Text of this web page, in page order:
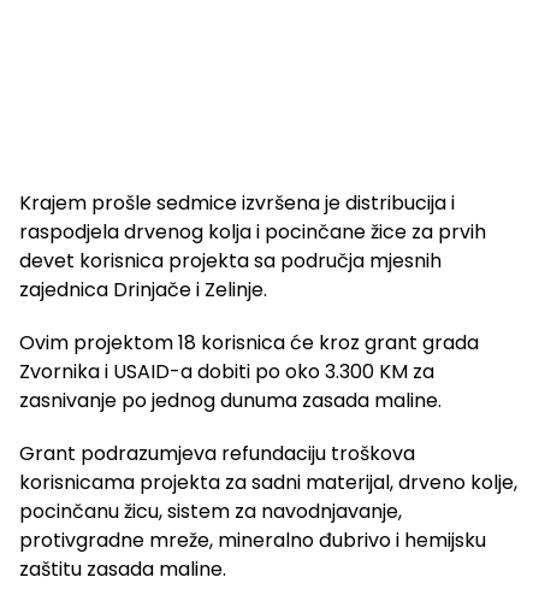
Krajem prošle sedmice izvršena je distribucija i
raspodjela drvenog kolja i pocinčane žice za prvih
devet korisnica projekta sa područja mjesnih
zajednica Drinjače i Zelinje.
Ovim projektom 18 korisnica će kroz grant grada
Zvornika i USAID-a dobiti po oko 3.300 KM za
zasnivanje po jednog dunuma zasada maline.
Grant podrazumjeva refundaciju troškova
korisnicama projekta za sadni materijal, drveno kolje,
pocinčanu žicu, sistem za navodnjavanje,
protivgradne mreže, mineralno đubrivo i hemijsku
zaštitu zasada maline.